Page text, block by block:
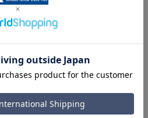
品在庫を共有しております関係
ングにより欠品が発生し、ご注文
を選択できない場合がございま